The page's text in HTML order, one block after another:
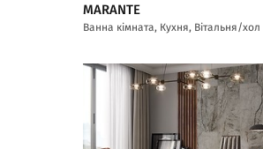
MARANTE
Ванна кімната, Кухня, Вітальня/хол